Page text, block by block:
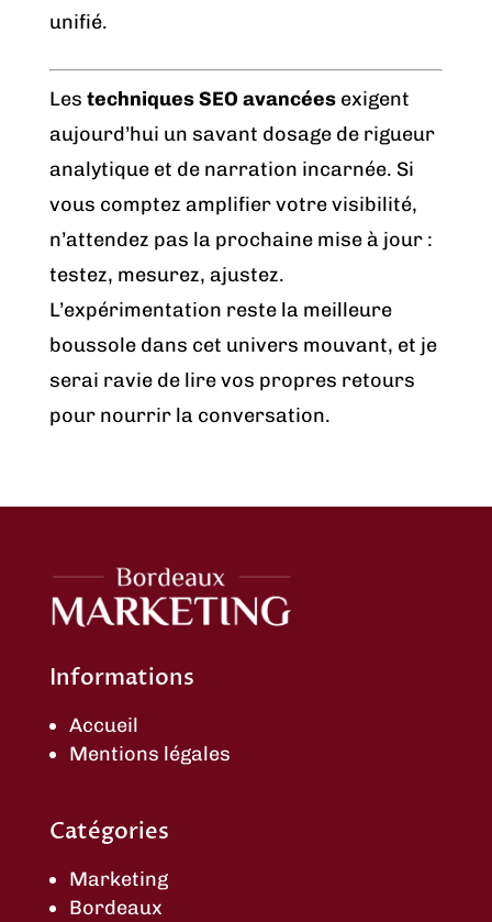
unifié.
Les techniques SEO avancéesexigent
aujourd’hui un savant dosage de rigueur
analytique et de narration incarnée. Si
vous comptez amplifier votre visibilité,
n’attendez pas la prochaine mise à jour :
testez, mesurez, ajustez.
L’expérimentation reste la meilleure
boussole dans cet univers mouvant, et je
serai ravie de lire vos propres retours
pour nourrir la conversation.
Informations
Accueil
Mentions légales
Catégories
Marketing
Bordeaux